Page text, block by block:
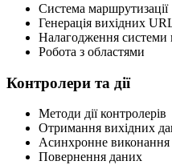
Система маршрутизації
Генерація вихідних
Налагодження системи
Робота з областями
Контролери та дії
Методи дії контролерів
Отримання вихідних
Асинхронне виконання
Повернення даних